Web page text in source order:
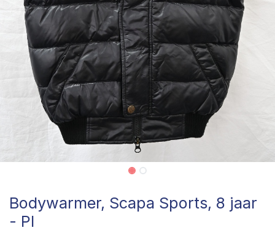
Bodywarmer, Scapa Sports, 8 jaar
- PI